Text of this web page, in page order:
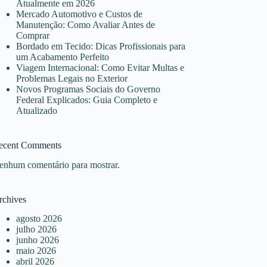
Atualmente em 2026
Mercado Automotivo e Custos de
Manutenção: Como Avaliar Antes de
Comprar
Bordado em Tecido: Dicas Profissionais para
um Acabamento Perfeito
Viagem Internacional: Como Evitar Multas e
Problemas Legais no Exterior
Novos Programas Sociais do Governo
Federal Explicados: Guia Completo e
Atualizado
Comments
comentário para mostrar.
agosto 2026
julho 2026
junho 2026
maio 2026
abril 2026